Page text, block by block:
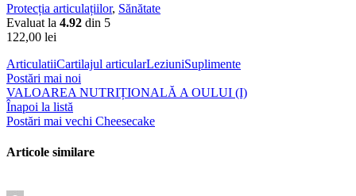
Protecția articulațiilor, Sănătate
Evaluat la 4.92 din 5
122,00 lei
ArticulatiiCartilajul articularLeziuniSuplimente
Postări mai noi
VALOAREA NUTRIȚIONALĂ A OULUI (I)
Înapoi la listă
Postări mai vechi Cheesecake
Articole similare